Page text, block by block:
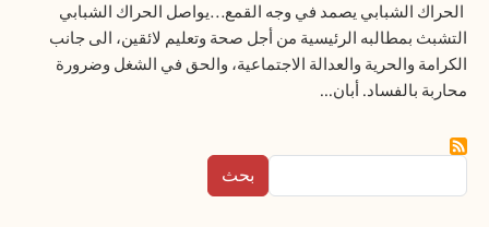
الحراك الشبابي يصمد في وجه القمع…يواصل الحراك الشبابي
التشبث بمطالبه الرئيسية من أجل صحة وتعليم لائقين، الى جانب
الكرامة والحرية والعدالة الاجتماعية، والحق في الشغل وضرورة
محاربة بالفساد. أبان...